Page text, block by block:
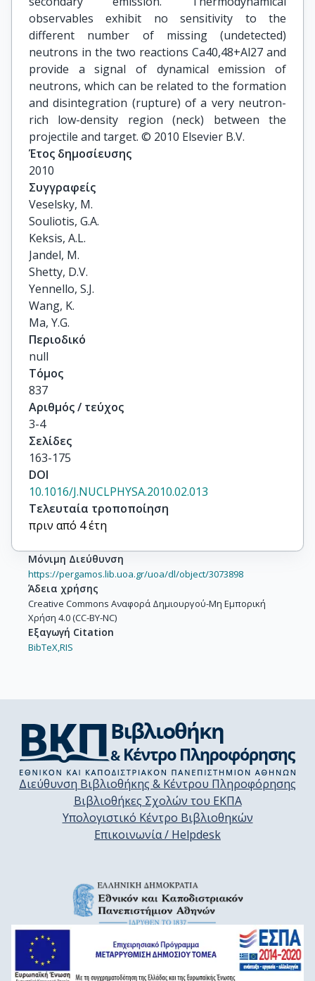
observables exhibit no sensitivity to the
different number of missing (undetected)
neutrons in the two reactions Ca40,48+Al27 and
provide a signal of dynamical emission of
neutrons, which can be related to the formation
and disintegration (rupture) of a very neutron-
rich low-density region (neck) between the
projectile and target. © 2010 Elsevier B.V.
Έτος δημοσίευσης
2010
Συγγραφείς
Veselsky, M.
Souliotis, G.A.
Keksis, A.L.
Jandel, M.
Shetty, D.V.
Yennello, S.J.
Wang, K.
Ma, Y.G.
Περιοδικό
null
Τόμος
837
Αριθμός / τεύχος
3-4
Σελίδες
163-175
DOI
10.1016/J.NUCLPHYSA.2010.02.013
Τελευταία τροποποίηση
πριν από 4 έτη
Μόνιμη Διεύθυνση
https://pergamos.lib.uoa.gr/uoa/dl/object/3073898
Άδεια χρήσης
Creative Commons Αναφορά Δημιουργού-Μη Εμπορική
Χρήση 4.0 (CC-BY-NC)
Εξαγωγή Citation
BibTeX,RIS
Διεύθυνση Βιβλιοθήκης & Κέντρου Πληροφόρησης
Βιβλιοθήκες Σχολών του ΕΚΠΑ
Υπολογιστικό Κέντρο Βιβλιοθηκών
Επικοινωνία / Helpdesk